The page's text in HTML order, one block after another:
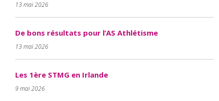
13 mai 2026
De bons résultats pour l’AS Athlétisme
13 mai 2026
Les 1ère STMG en Irlande
9 mai 2026